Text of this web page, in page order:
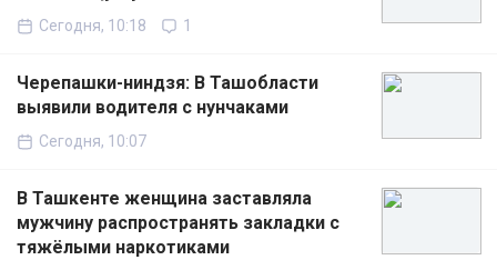
Сегодня, 10:18 1
Черепашки-ниндзя: В Ташобласти
выявили водителя с нунчаками
Сегодня, 10:07
В Ташкенте женщина заставляла
мужчину распространять закладки с
тяжёлыми наркотиками